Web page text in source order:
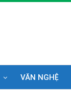
VĂN NGHỆ